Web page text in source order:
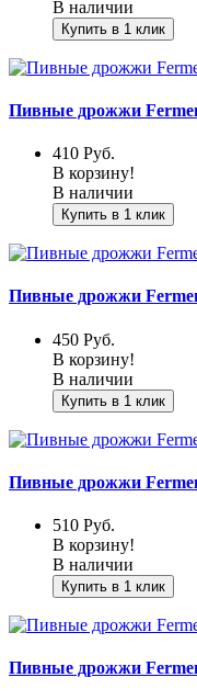
В наличии
Купить в 1 клик
Пивные дрожжи
410 Руб.
В корзину!
В наличии
Купить в 1 клик
Пивные дрожжи
450 Руб.
В корзину!
В наличии
Купить в 1 клик
Пивные дрожжи
510 Руб.
В корзину!
В наличии
Купить в 1 клик
Пивные дрожжи